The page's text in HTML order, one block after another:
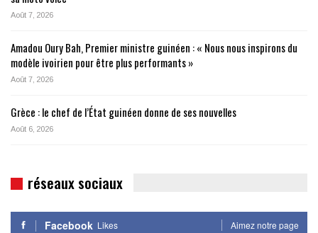
Août 7, 2026
Amadou Oury Bah, Premier ministre guinéen : « Nous nous inspirons du
modèle ivoirien pour être plus performants »
Août 7, 2026
Grèce : le chef de l’État guinéen donne de ses nouvelles
Août 6, 2026
réseaux sociaux
Facebook Likes Aimez notre page